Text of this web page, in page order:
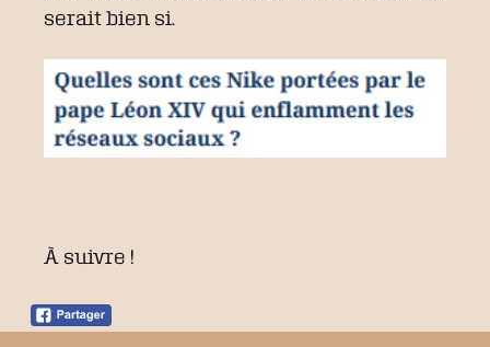
serait bien si.
À suivre !